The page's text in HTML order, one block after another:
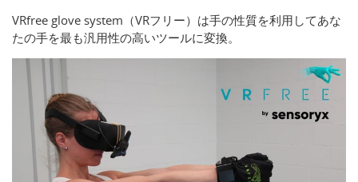
VRfree glove system（VRフリー）は手の性質を利用してあな
たの手を最も汎用性の高いツールに変換。